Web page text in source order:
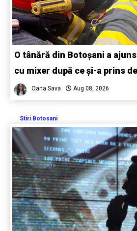
O tânără din Botoșani a
cu mixer după ce și-a prins
Oana Sava Aug 08, 2026
Stiri Botosani